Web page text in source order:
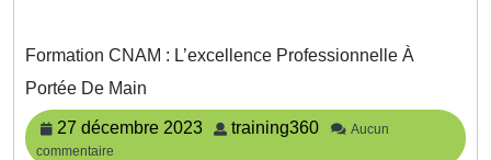
Formation CNAM : L’excellence Professionnelle À
Portée De Main
L’excellence
27 décembre 2023
27 training360 training360
Aucun
commentaire